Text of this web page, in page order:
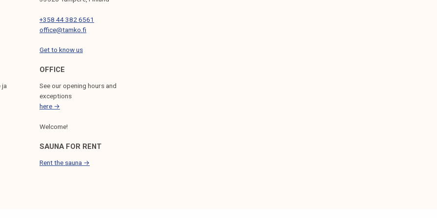
ja
+358 44 382 6561
office@tamko.fi
Get to know us
OFFICE
See our opening hours and
exceptions
here →
Welcome!
SAUNA FOR RENT
Rent the sauna →